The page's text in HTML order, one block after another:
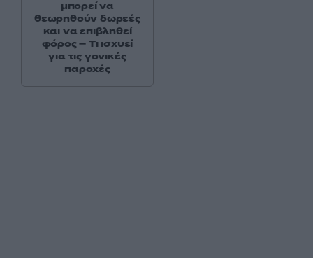
μπορεί να
θεωρηθούν δωρεές
και να επιβληθεί
φόρος – Τι ισχυεί
για τις γονικές
παροχές